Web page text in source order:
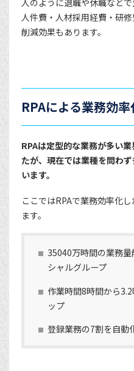
人のように退職や休職など
人件費・人材採用経費・研
削減効果もあります。
RPAによる業務効
RPAは定型的な業務が多い
たが、現在では業種を問わ
います。
ここではRPAで業務効率化
ます。
35040万時間の業務
シャルグループ
作業時間8時間から
ップ
登録業務の7割を自動